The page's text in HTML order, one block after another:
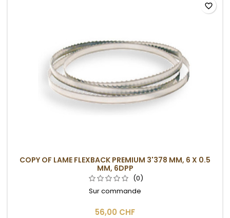
COPY OF LAME FLEXBACK PREMIUM 3'378 MM, 6 X 0.5
MM, 6DPP
(0)
Sur commande
56,00 CHF
favorite_border